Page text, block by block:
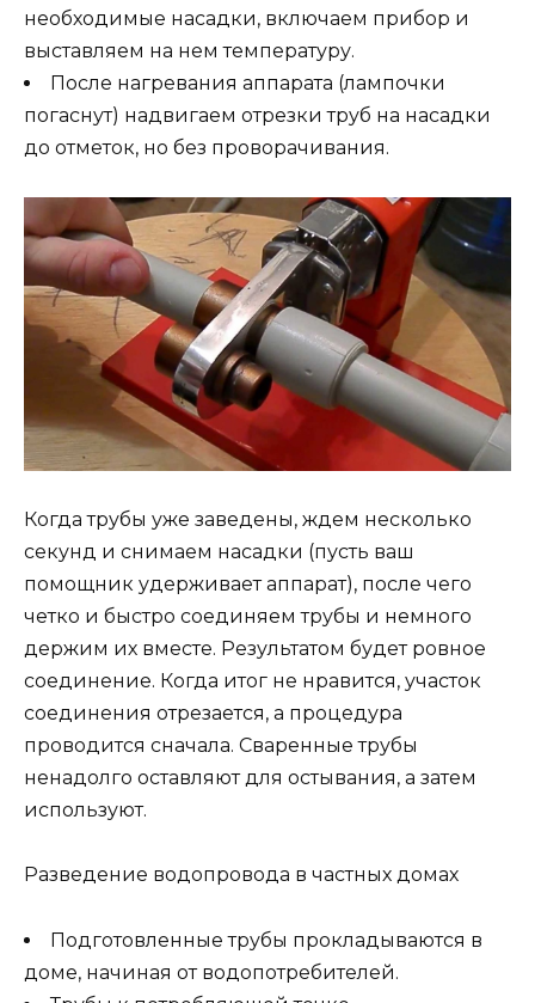
необходимые насадки, включаем прибор и
выставляем на нем температуру.
После нагревания аппарата (лампочки
погаснут) надвигаем отрезки труб на насадки
до отметок, но без проворачивания.
Когда трубы уже заведены, ждем несколько
секунд и снимаем насадки (пусть ваш
помощник удерживает аппарат), после чего
четко и быстро соединяем трубы и немного
держим их вместе. Результатом будет ровное
соединение. Когда итог не нравится, участок
соединения отрезается, а процедура
проводится сначала. Сваренные трубы
ненадолго оставляют для остывания, а затем
используют.
Разведение водопровода в частных домах
Подготовленные трубы прокладываются в
доме, начиная от водопотребителей.